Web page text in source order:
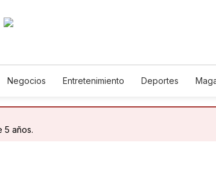
Negocios Entretenimiento Deportes
5 años.